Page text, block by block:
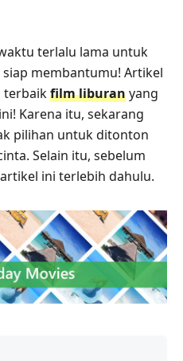
terlalu lama untuk
membantumu! Artikel
terbaikfilm liburanyang
Karena itu, sekarang
pilihan untuk ditonton
Selain itu, sebelum
ini terlebih dahulu.